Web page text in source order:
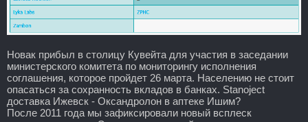
Новак прибыл в столицу Кувейта для участия в заседании
министерского комитета по мониторингу исполнения
соглашения, которое пройдет 26 марта. Населению не стоит
опасаться за сохранность вкладов в банках. Stanoject
доставка Ижевск - Оксандролон в аптеке Ишим?
После 2011 года мы зафиксировали новый всплеск